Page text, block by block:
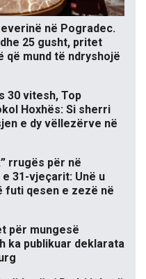
në Pogradec.
25 gusht, pritet
që mund të ndryshojë
30 vitesh, Top
Hoxhës: Si sherri
e dy vëllezërve në
rrugës për në
31-vjeçarit: Unë u
futi qesen e zezë në
për mungesë
ka publikuar deklarata